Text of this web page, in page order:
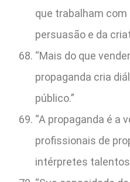
que trabalham com
persuasão e da
“Mais do que
propaganda cria
público.”
“A propaganda é a
profissionais de
intérpretes